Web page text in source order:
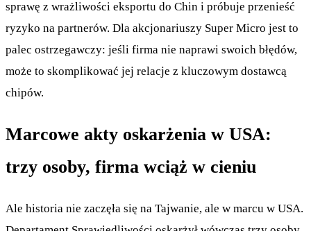
sprawę z wrażliwości eksportu do Chin i próbuje przenieść
ryzyko na partnerów. Dla akcjonariuszy Super Micro jest to
palec ostrzegawczy: jeśli firma nie naprawi swoich błędów,
może to skomplikować jej relacje z kluczowym dostawcą
chipów.
Marcowe akty oskarżenia w USA:
trzy osoby, firma wciąż w cieniu
Ale historia nie zaczęła się na Tajwanie, ale w marcu w USA.